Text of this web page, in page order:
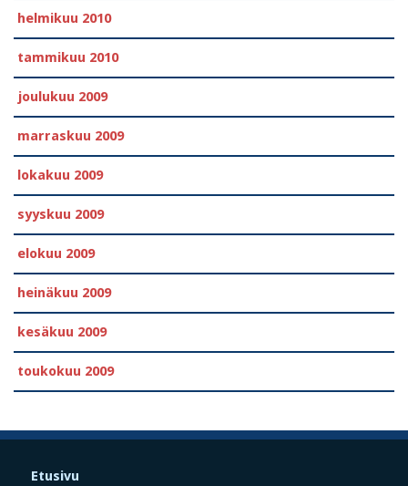
helmikuu 2010
tammikuu 2010
joulukuu 2009
marraskuu 2009
lokakuu 2009
syyskuu 2009
elokuu 2009
heinäkuu 2009
kesäkuu 2009
toukokuu 2009
Etusivu